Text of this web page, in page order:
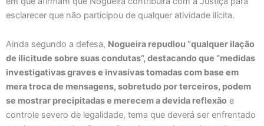
esclarecer que não participou de qualquer atividade ilícita.
Ainda segundo a defesa, Nogueira repudiou “qualquer ilação
de ilicitude sobre suas condutas”, destacando que “medidas
investigativas graves e invasivas tomadas com base em
mera troca de mensagens, sobretudo por terceiros, podem
se mostrar precipitadas e merecem a devida reflexão e
controle severo de legalidade, tema que deverá ser enfrentado